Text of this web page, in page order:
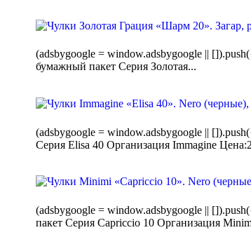
(adsbygoogle = window.adsbygoogle ||
бумажный пакет Серия Золотая...
(adsbygoogle = window.adsbygoogle ||
Серия Elisa 40 Организация Immagine
(adsbygoogle = window.adsbygoogle ||
пакет Серия Capriccio 10 Организация